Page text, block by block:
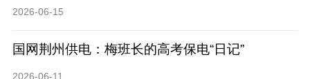
2026-06-15
国网荆州供电：梅班长的高考保电“日记”
2026-06-11